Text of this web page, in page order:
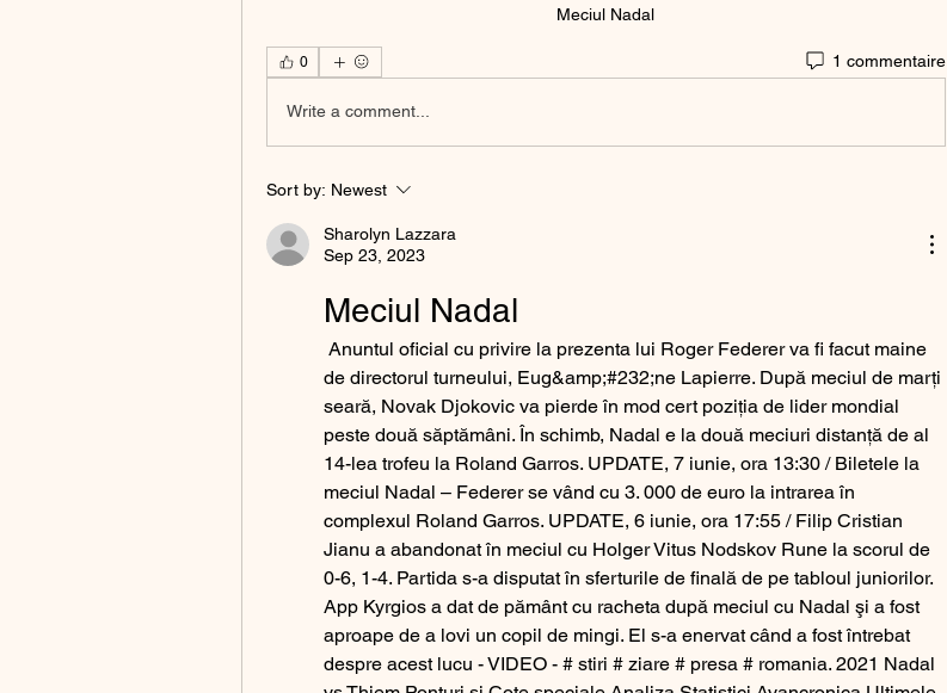
Meciul Nadal
0 1 commentaire
Write a comment...
Sort by: Newest
Sharolyn Lazzara
Sep 23, 2023
Meciul Nadal
de directorul turneului, Eug&amp;#232;ne Lapierre. După meciul de marți
seară, Novak Djokovic va pierde în mod cert poziția de lider mondial
peste două săptămâni. În schimb, Nadal e la două meciuri distanță de al
14-lea trofeu la Roland Garros. UPDATE, 7 iunie, ora 13:30 / Biletele la
meciul Nadal – Federer se vând cu 3. 000 de euro la intrarea în
complexul Roland Garros. UPDATE, 6 iunie, ora 17:55 / Filip Cristian
Jianu a abandonat în meciul cu Holger Vitus Nodskov Rune la scorul de
0-6, 1-4. Partida s-a disputat în sferturile de finală de pe tabloul juniorilor.
App Kyrgios a dat de pământ cu racheta după meciul cu Nadal şi a fost
aproape de a lovi un copil de mingi. El s-a enervat când a fost întrebat
despre acest lucu - VIDEO - # stiri # ziare # presa # romania. 2021 Nadal